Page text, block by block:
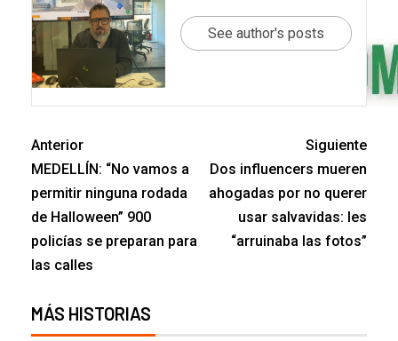
See author's posts
Anterior
MEDELLÍN: “No vamos a
permitir ninguna rodada
de Halloween” 900
policías se preparan para
las calles
Siguiente
Dos influencers mueren
ahogadas por no querer
usar salvavidas: les
“arruinaba las fotos”
MÁS HISTORIAS